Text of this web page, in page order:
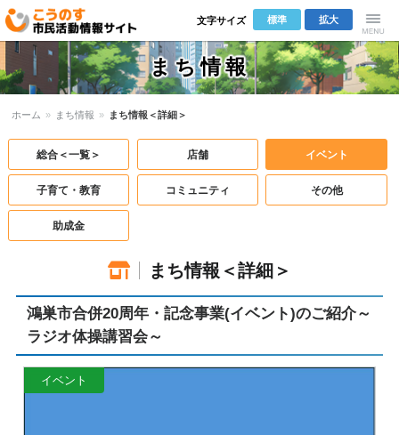
こうのす市
民活動情報サ
イト
Menu
拡大
標準
文字サイズ
まち情報
ホーム » まち情報 » まち情報＜詳細＞
総合＜一覧＞ 店舗 イベント
子育て・教育 コミュニティ その他
助成金
まち情報＜詳細＞
鴻巣市合併20周年・記念事業(イベント)のご紹介～
ラジオ体操講習会～
イベント